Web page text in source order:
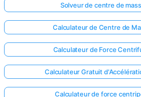
Solveur de centre de
Calculateur de Centre de
Calculateur de Force
Calculateur Gratuit
Calculateur de force